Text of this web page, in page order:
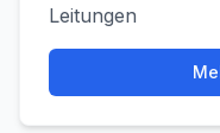
Leitungen